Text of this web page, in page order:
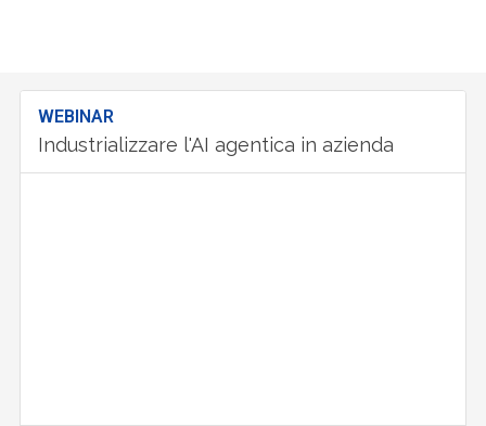
WEBINAR
Industrializzare l'AI agentica in azienda